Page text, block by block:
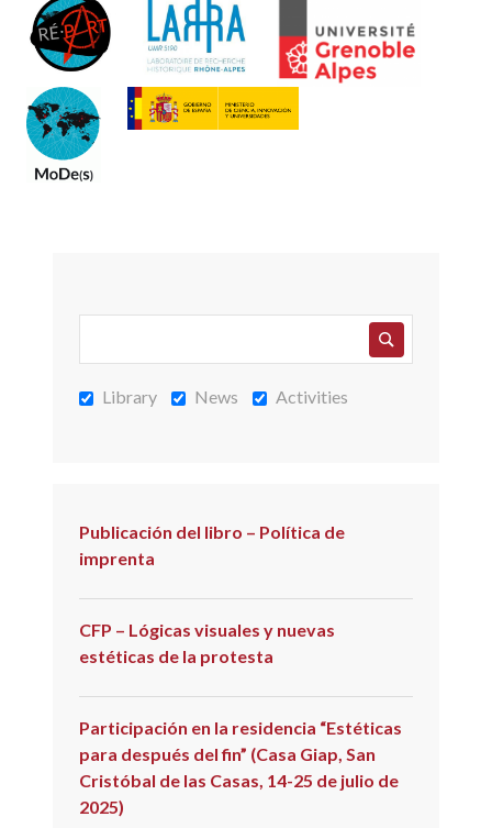
Library News Activities
Publicación del libro – Política de
imprenta
CFP – Lógicas visuales y nuevas
estéticas de la protesta
Participación en la residencia “Estéticas
para después del fin” (Casa Giap, San
Cristóbal de las Casas, 14-25 de julio de
2025)